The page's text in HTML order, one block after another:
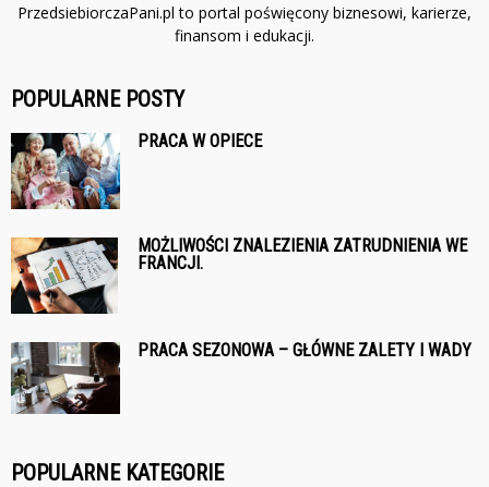
PrzedsiebiorczaPani.pl to portal poświęcony biznesowi, karierze,
finansom i edukacji.
POPULARNE POSTY
PRACA W OPIECE
MOŻLIWOŚCI ZNALEZIENIA ZATRUDNIENIA WE
FRANCJI.
PRACA SEZONOWA – GŁÓWNE ZALETY I WADY
POPULARNE KATEGORIE